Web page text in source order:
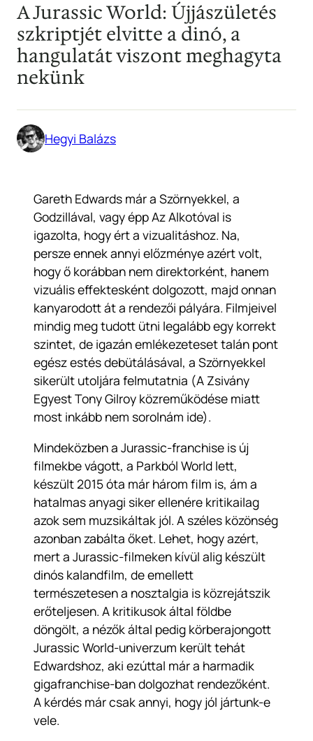
A Jurassic World: Újjászületés
szkriptjét elvitte a dinó, a
hangulatát viszont meghagyta
nekünk
Hegyi Balázs
Gareth Edwards már a Szörnyekkel, a
Godzillával, vagy épp Az Alkotóval is
igazolta, hogy ért a vizualitáshoz. Na,
persze ennek annyi előzménye azért volt,
hogy ő korábban nem direktorként, hanem
vizuális effektesként dolgozott, majd onnan
kanyarodott át a rendezői pályára. Filmjeivel
mindig meg tudott ütni legalább egy korrekt
szintet, de igazán emlékezeteset talán pont
egész estés debütálásával, a Szörnyekkel
sikerült utoljára felmutatnia (A Zsivány
Egyest Tony Gilroy közreműködése miatt
most inkább nem sorolnám ide).
Mindeközben a Jurassic-franchise is új
filmekbe vágott, a Parkból World lett,
készült 2015 óta már három film is, ám a
hatalmas anyagi siker ellenére kritikailag
azok sem muzsikáltak jól. A széles közönség
azonban zabálta őket. Lehet, hogy azért,
mert a Jurassic-filmeken kívül alig készült
dinós kalandfilm, de emellett
természetesen a nosztalgia is közrejátszik
erőteljesen. A kritikusok által földbe
döngölt, a nézők által pedig körberajongott
Jurassic World-univerzum került tehát
Edwardshoz, aki ezúttal már a harmadik
gigafranchise-ban dolgozhat rendezőként.
A kérdés már csak annyi, hogy jól jártunk-e
vele.